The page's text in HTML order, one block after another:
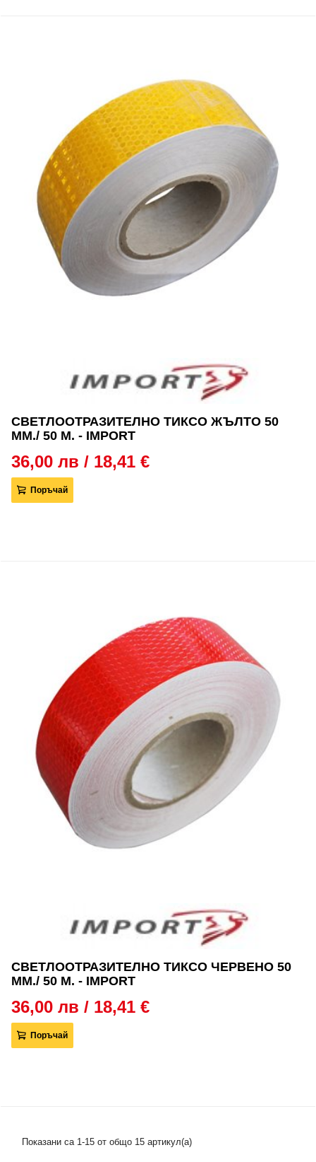
СВЕТЛООТРАЗИТЕЛНО ТИКСО ЖЪЛТО 50
ММ./ 50 М. - IMPORT
36,00 лв / 18,41 €
Поръчай
СВЕТЛООТРАЗИТЕЛНО ТИКСО ЧЕРВЕНО 50
ММ./ 50 М. - IMPORT
36,00 лв / 18,41 €
Поръчай
Показани са 1-15 от общо 15 артикул(а)